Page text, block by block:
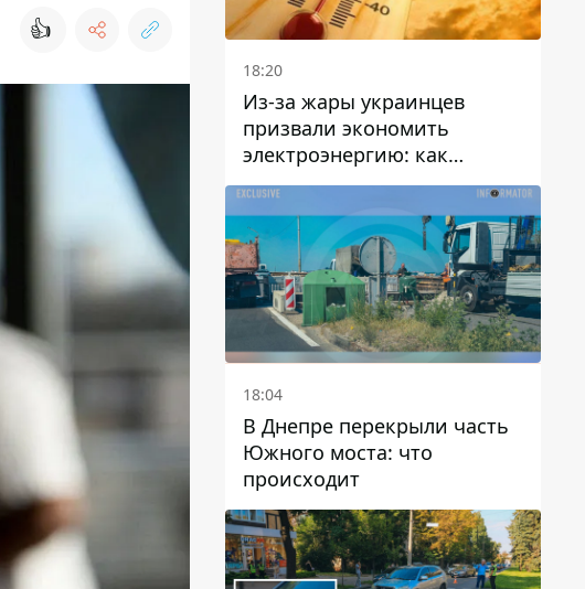
👍
18:20
Из-за жары украинцев
призвали экономить
электроэнергию: как
избежать перегрузки сетей
18:04
В Днепре перекрыли часть
Южного моста: что
происходит